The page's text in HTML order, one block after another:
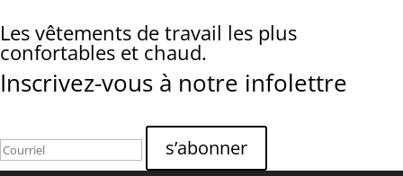
Les vêtements de travail les plus
confortables et chaud.
Inscrivez-vous à notre infolettre